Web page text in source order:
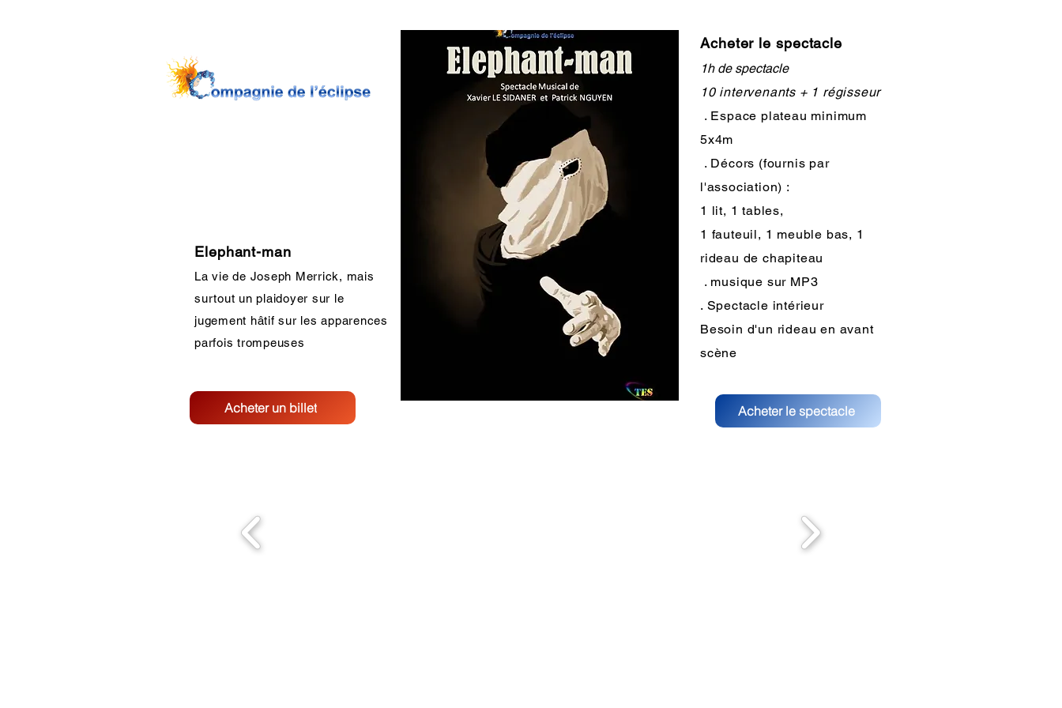
Elephant-man
La vie de Joseph Merrick, mais
surtout un plaidoyer sur le
jugement hâtif sur les apparences
parfois trompeuses
Acheter un billet
Acheter le spectacle
1h de spectacle
10 intervenants + 1 régisseur
. Espace plateau minimum
5x4m
. Décors (fournis par
l'association) :
1 lit, 1 tables,
1 fauteuil, 1 meuble bas, 1
rideau de chapiteau
. musique sur MP3
. Spectacle intérieur
Besoin d'un rideau en avant
scène
Acheter le spectacle